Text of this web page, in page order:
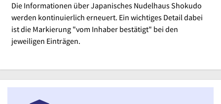
Die Informationen über Japanisches Nudelhaus Shokudo
werden kontinuierlich erneuert. Ein wichtiges Detail dabei
ist die Markierung "vom Inhaber bestätigt" bei den
jeweiligen Einträgen.